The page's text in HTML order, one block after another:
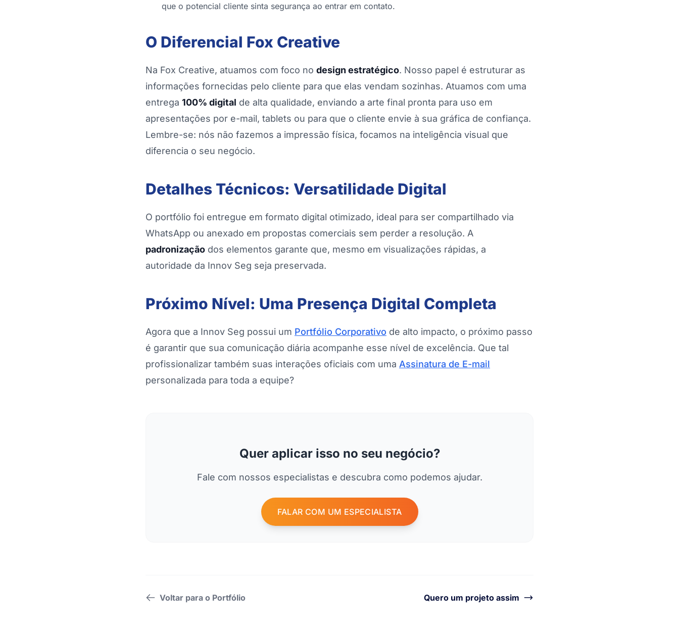
que o potencial cliente sinta segurança ao entrar em contato.
O Diferencial Fox Creative
Na Fox Creative, atuamos com foco no design estratégico. Nosso papel é estruturar as
informações fornecidas pelo cliente para que elas vendam sozinhas. Atuamos com uma
entrega 100% digital de alta qualidade, enviando a arte final pronta para uso em
apresentações por e-mail, tablets ou para que o cliente envie à sua gráfica de confiança.
Lembre-se: nós não fazemos a impressão física, focamos na inteligência visual que
diferencia o seu negócio.
Detalhes Técnicos: Versatilidade Digital
O portfólio foi entregue em formato digital otimizado, ideal para ser compartilhado via
WhatsApp ou anexado em propostas comerciais sem perder a resolução. A
padronização dos elementos garante que, mesmo em visualizações rápidas, a
autoridade da Innov Seg seja preservada.
Próximo Nível: Uma Presença Digital Completa
Agora que a Innov Seg possui um Portfólio Corporativo de alto impacto, o próximo passo
é garantir que sua comunicação diária acompanhe esse nível de excelência. Que tal
profissionalizar também suas interações oficiais com uma Assinatura de E-mail
personalizada para toda a equipe?
Quer aplicar isso no seu negócio?
Fale com nossos especialistas e descubra como podemos ajudar.
FALAR COM UM ESPECIALISTA
Voltar para o Portfólio Quero um projeto assim